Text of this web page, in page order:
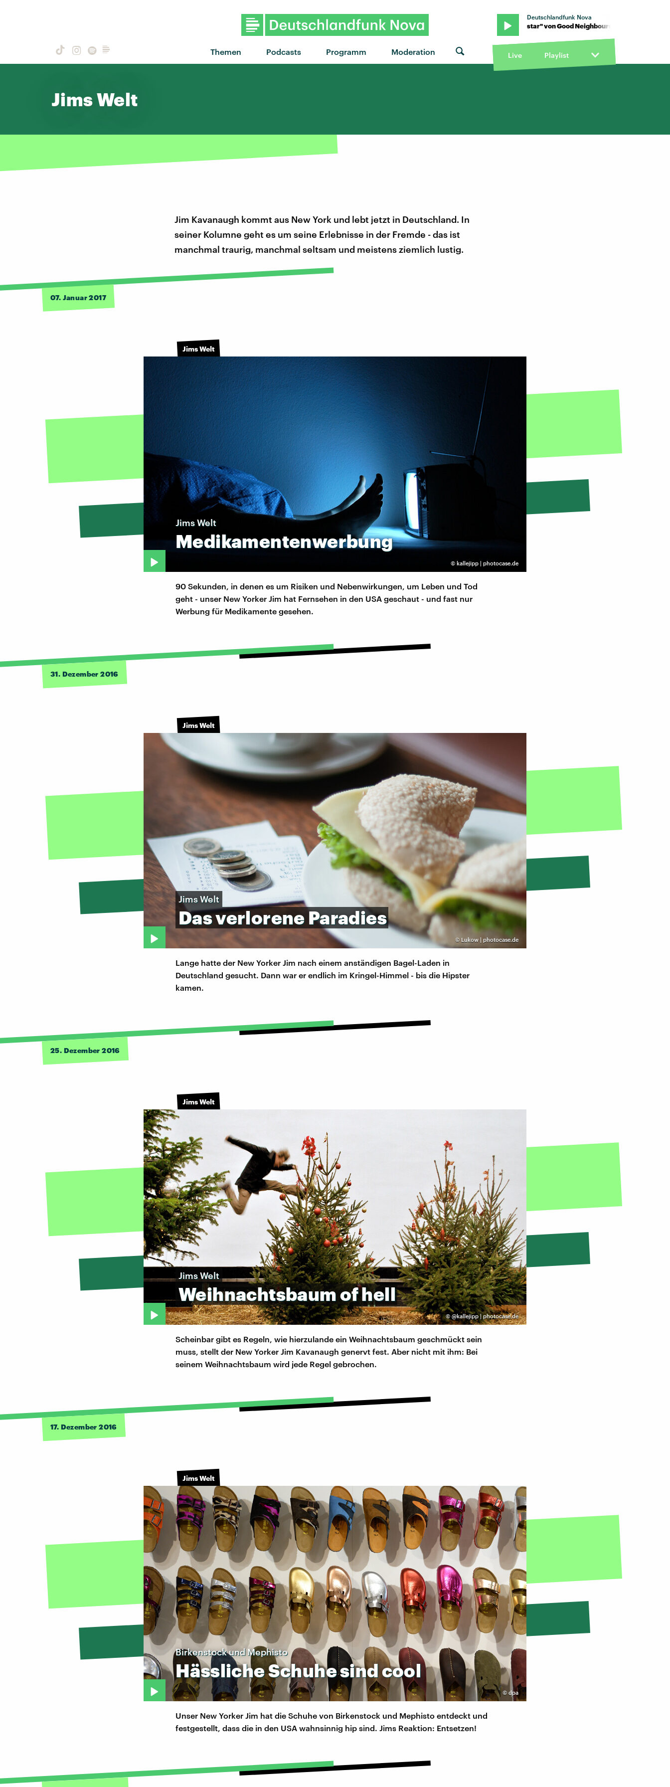
Themen Podcasts Programm Moderation
Deutschlandfunk Nova
"Superstar" von Good Neighbours · "Superstar" von Good Neighbours · "Superstar" von Good
Live Playlist
Jims Welt
Jim Kavanaugh kommt aus New York und lebt jetzt in Deutschland. In
seiner Kolumne geht es um seine Erlebnisse in der Fremde - das ist
manchmal traurig, manchmal seltsam und meistens ziemlich lustig.
07. Januar 2017
Jims Welt
© kallejipp | photocase.de
Jims Welt
Medikamentenwerbung
90 Sekunden, in denen es um Risiken und Nebenwirkungen, um Leben und Tod
geht - unser New Yorker Jim hat Fernsehen in den USA geschaut - und fast nur
Werbung für Medikamente gesehen.
31. Dezember 2016
Jims Welt
© Lukow | photocase.de
Jims Welt
DasverloreneParadies
Lange hatte der New Yorker Jim nach einem anständigen Bagel-Laden in
Deutschland gesucht. Dann war er endlich im Kringel-Himmel - bis die Hipster
kamen.
25. Dezember 2016
Jims Welt
© @kallejipp | photocase.de
Jims Welt
Weihnachtsbaumofhell
Scheinbar gibt es Regeln, wie hierzulande ein Weihnachtsbaum geschmückt sein
muss, stellt der New Yorker Jim Kavanaugh genervt fest. Aber nicht mit ihm: Bei
seinem Weihnachtsbaum wird jede Regel gebrochen.
17. Dezember 2016
Jims Welt
© dpa
Birkenstock und Mephisto
HässlicheSchuhesindcool
Unser New Yorker Jim hat die Schuhe von Birkenstock und Mephisto entdeckt und
festgestellt, dass die in den USA wahnsinnig hip sind. Jims Reaktion: Entsetzen!